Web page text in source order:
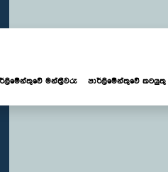
මන්ත්‍රීවරු පාර්ලිමේන්තුවේ කටයුතු